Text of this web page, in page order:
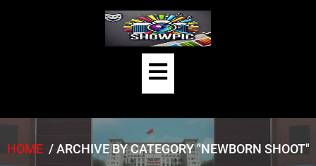
Open
Button
HOME/ARCHIVE BY CATEGORY "NEWBORN SHOOT"